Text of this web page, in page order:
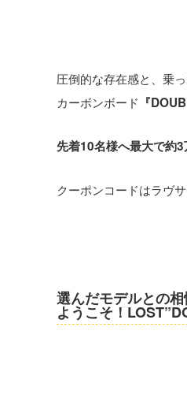
圧倒的な存在感と、乗
カーボンボード 『
先着10名様へ最大で約3
クーポンコードはラヴ
選んだモデルとの
ようこそ！